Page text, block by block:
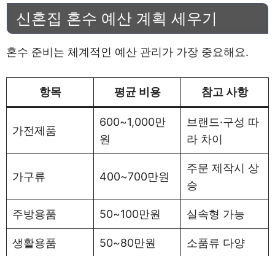
신혼집 혼수 예산 계획 세우기
혼수 준비는 체계적인 예산 관리가 가장 중요해요.
항목 평균 비용 참고 사항
가전제품
600~1,000만
원
브랜드·구성 따
라 차이
가구류 400~700만원
주문 제작시 상
승
주방용품 50~100만원 실속형 가능
생활용품 50~80만원 소품류 다양